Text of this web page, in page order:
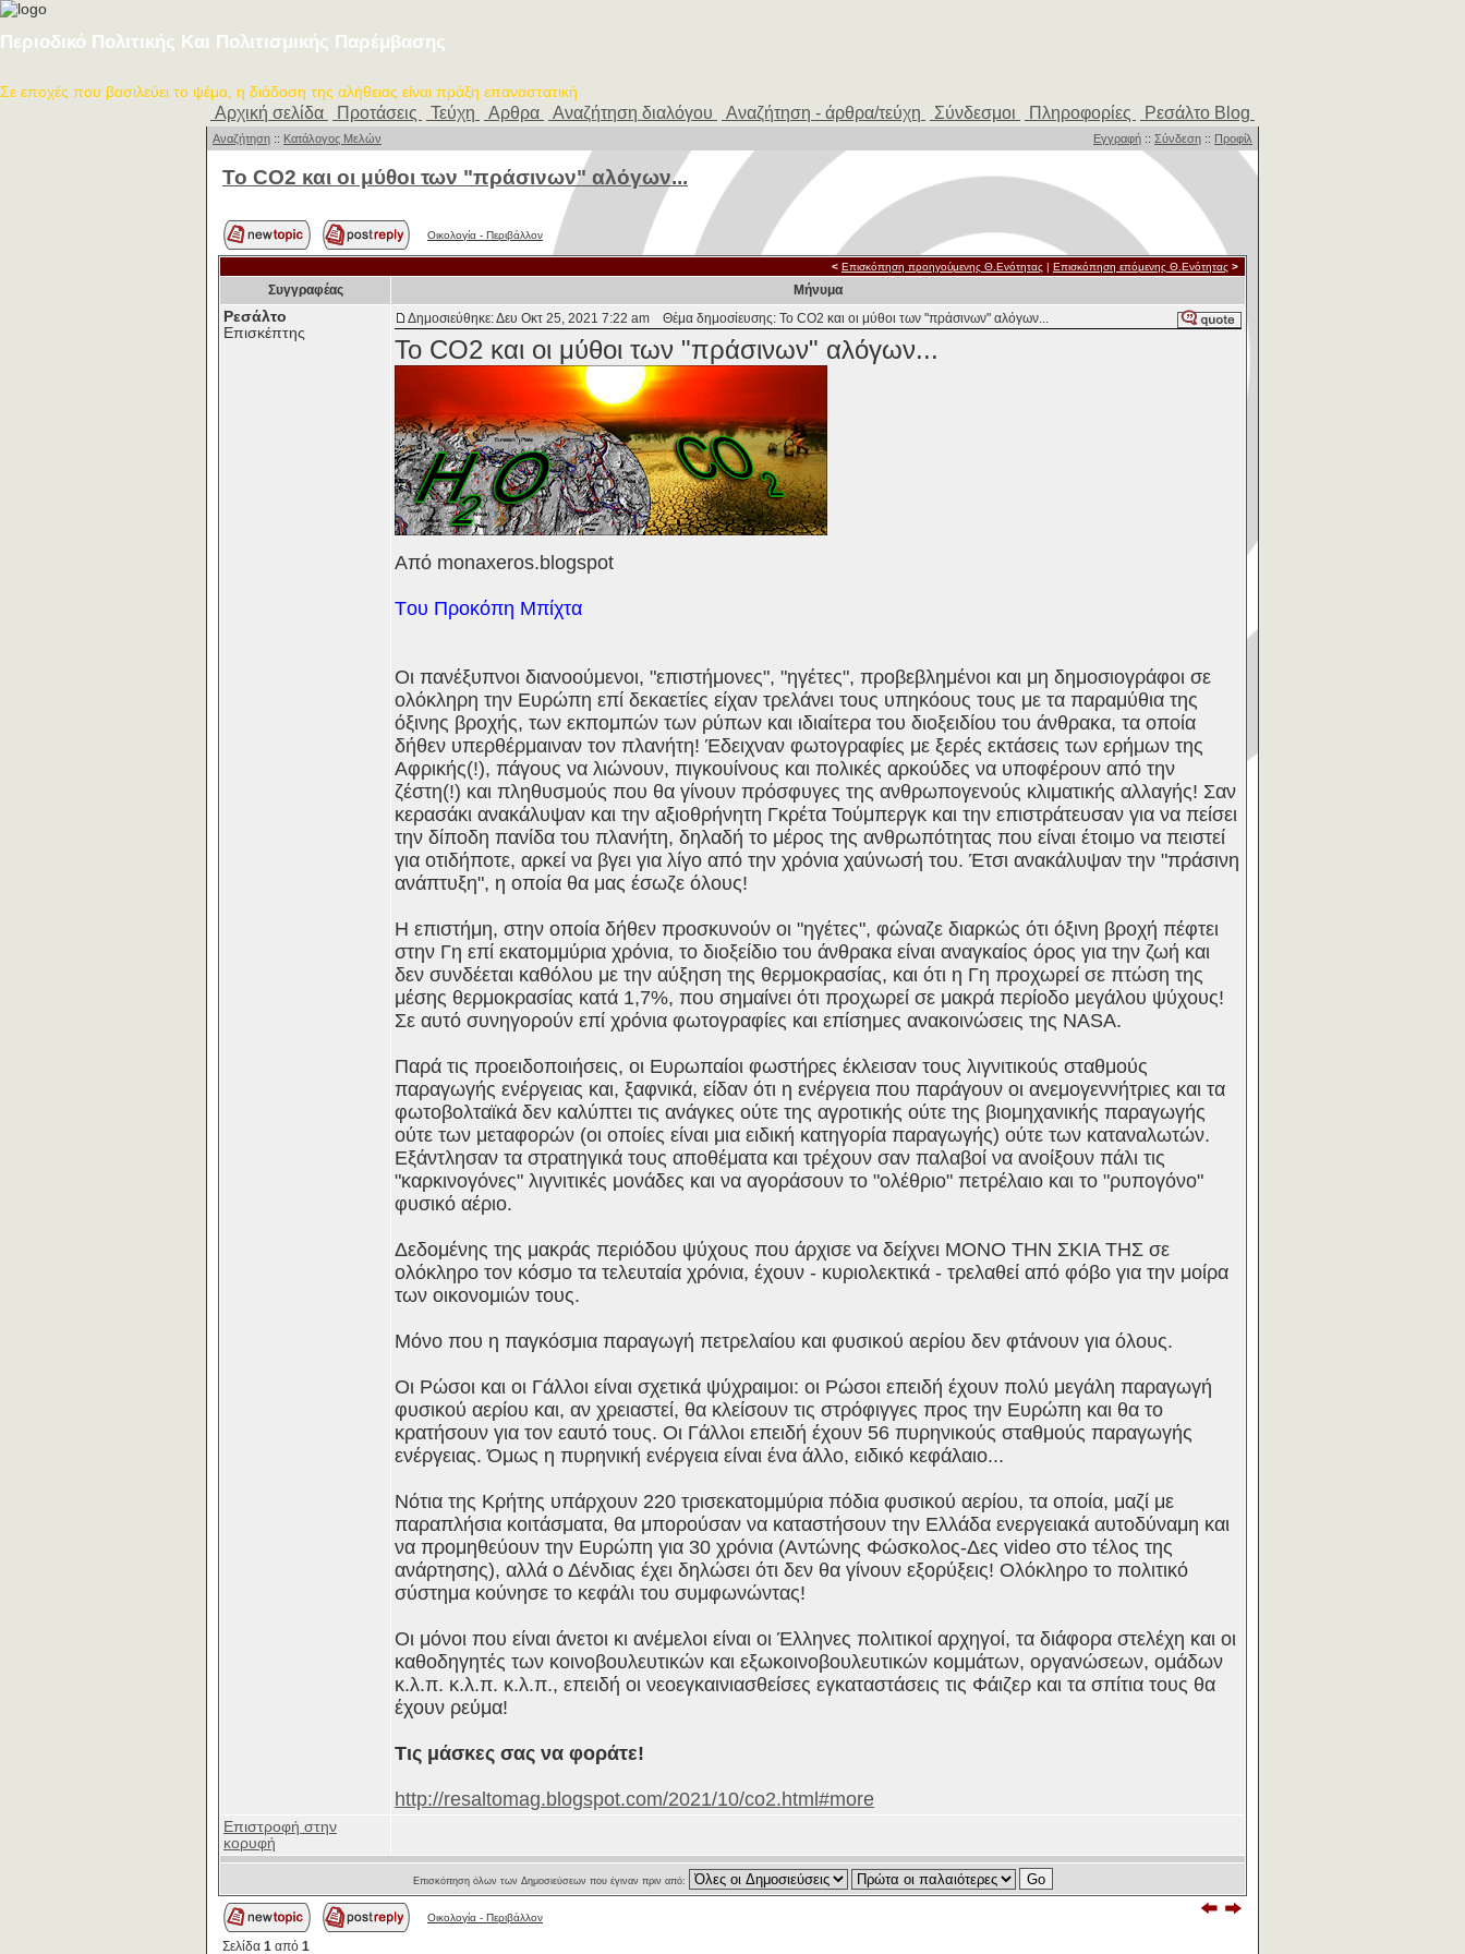
Περιοδικό Πολιτικής Και Πολιτισμικής Παρέμβασης
Σε εποχές που βασιλεύει το ψέμα, η διάδοση της αλήθειας είναι πράξη επαναστατική
Αρχική σελίδα Προτάσεις Τεύχη Αρθρα Αναζήτηση διαλόγου Αναζήτηση - άρθρα/τεύχη Σύνδεσμοι Πληροφορίες Ρεσάλτο Blog
Αναζήτηση :: Κατάλογος Μελών Εγγραφή :: Σύνδεση :: Προφίλ
Το CO2 και οι μύθοι των "πράσινων" αλόγων...
Οικολογία - Περιβάλλον
< Επισκόπηση προηγούμενης Θ.Ενότητας | Επισκόπηση επόμενης Θ.Ενότητας >
Συγγραφέας Μήνυμα
Ρεσάλτο
Επισκέπτης
Δημοσιεύθηκε: Δευ Οκτ 25, 2021 7:22 am Θέμα δημοσίευσης: Το CO2 και οι μύθοι των "πράσινων" αλόγων...
Το CO2 και οι μύθοι των "πράσινων" αλόγων...
Από monaxeros.blogspot
Tου Προκόπη Μπίχτα
Οι πανέξυπνοι διανοούμενοι, "επιστήμονες", "ηγέτες", προβεβλημένοι και μη δημοσιογράφοι σε
ολόκληρη την Ευρώπη επί δεκαετίες είχαν τρελάνει τους υπηκόους τους με τα παραμύθια της
όξινης βροχής, των εκπομπών των ρύπων και ιδιαίτερα του διοξειδίου του άνθρακα, τα οποία
δήθεν υπερθέρμαιναν τον πλανήτη! Έδειχναν φωτογραφίες με ξερές εκτάσεις των ερήμων της
Αφρικής(!), πάγους να λιώνουν, πιγκουίνους και πολικές αρκούδες να υποφέρουν από την
ζέστη(!) και πληθυσμούς που θα γίνουν πρόσφυγες της ανθρωπογενούς κλιματικής αλλαγής! Σαν
κερασάκι ανακάλυψαν και την αξιοθρήνητη Γκρέτα Τούμπεργκ και την επιστράτευσαν για να πείσει
την δίποδη πανίδα του πλανήτη, δηλαδή το μέρος της ανθρωπότητας που είναι έτοιμο να πειστεί
για οτιδήποτε, αρκεί να βγει για λίγο από την χρόνια χαύνωσή του. Έτσι ανακάλυψαν την "πράσινη
ανάπτυξη", η οποία θα μας έσωζε όλους!
Η επιστήμη, στην οποία δήθεν προσκυνούν οι "ηγέτες", φώναζε διαρκώς ότι όξινη βροχή πέφτει
στην Γη επί εκατομμύρια χρόνια, το διοξείδιο του άνθρακα είναι αναγκαίος όρος για την ζωή και
δεν συνδέεται καθόλου με την αύξηση της θερμοκρασίας, και ότι η Γη προχωρεί σε πτώση της
μέσης θερμοκρασίας κατά 1,7%, που σημαίνει ότι προχωρεί σε μακρά περίοδο μεγάλου ψύχους!
Σε αυτό συνηγορούν επί χρόνια φωτογραφίες και επίσημες ανακοινώσεις της NASA.
Παρά τις προειδοποιήσεις, οι Ευρωπαίοι φωστήρες έκλεισαν τους λιγνιτικούς σταθμούς
παραγωγής ενέργειας και, ξαφνικά, είδαν ότι η ενέργεια που παράγουν οι ανεμογεννήτριες και τα
φωτοβολταϊκά δεν καλύπτει τις ανάγκες ούτε της αγροτικής ούτε της βιομηχανικής παραγωγής
ούτε των μεταφορών (οι οποίες είναι μια ειδική κατηγορία παραγωγής) ούτε των καταναλωτών.
Εξάντλησαν τα στρατηγικά τους αποθέματα και τρέχουν σαν παλαβοί να ανοίξουν πάλι τις
"καρκινογόνες" λιγνιτικές μονάδες και να αγοράσουν το "ολέθριο" πετρέλαιο και το "ρυπογόνο"
φυσικό αέριo.
Δεδομένης της μακράς περιόδου ψύχους που άρχισε να δείχνει ΜΟΝΟ ΤΗΝ ΣΚΙΑ ΤΗΣ σε
ολόκληρο τον κόσμο τα τελευταία χρόνια, έχουν - κυριολεκτικά - τρελαθεί από φόβο για την μοίρα
των οικονομιών τους.
Μόνο που η παγκόσμια παραγωγή πετρελαίου και φυσικού αερίου δεν φτάνουν για όλους.
Οι Ρώσοι και οι Γάλλοι είναι σχετικά ψύχραιμοι: οι Ρώσοι επειδή έχουν πολύ μεγάλη παραγωγή
φυσικού αερίου και, αν χρειαστεί, θα κλείσουν τις στρόφιγγες προς την Ευρώπη και θα το
κρατήσουν για τον εαυτό τους. Οι Γάλλοι επειδή έχουν 56 πυρηνικούς σταθμούς παραγωγής
ενέργειας. Όμως η πυρηνική ενέργεια είναι ένα άλλο, ειδικό κεφάλαιο...
Νότια της Κρήτης υπάρχουν 220 τρισεκατομμύρια πόδια φυσικού αερίου, τα οποία, μαζί με
παραπλήσια κοιτάσματα, θα μπορούσαν να καταστήσουν την Ελλάδα ενεργειακά αυτοδύναμη και
να προμηθεύουν την Ευρώπη για 30 χρόνια (Αντώνης Φώσκολος-Δες video στο τέλος της
ανάρτησης), αλλά ο Δένδιας έχει δηλώσει ότι δεν θα γίνουν εξορύξεις! Ολόκληρο το πολιτικό
σύστημα κούνησε το κεφάλι του συμφωνώντας!
Οι μόνοι που είναι άνετοι κι ανέμελοι είναι οι Έλληνες πολιτικοί αρχηγοί, τα διάφορα στελέχη και οι
καθοδηγητές των κοινοβουλευτικών και εξωκοινοβουλευτικών κομμάτων, οργανώσεων, ομάδων
κ.λ.π. κ.λ.π. κ.λ.π., επειδή οι νεοεγκαινιασθείσες εγκαταστάσεις τις Φάιζερ και τα σπίτια τους θα
έχουν ρεύμα!
Τις μάσκες σας να φοράτε!
http://resaltomag.blogspot.com/2021/10/co2.html#more
Επιστροφή στην
κορυφή
Επισκόπηση όλων των Δημοσιεύσεων που έγιναν πριν από:
Οικολογία - Περιβάλλον
Σελίδα 1 από 1